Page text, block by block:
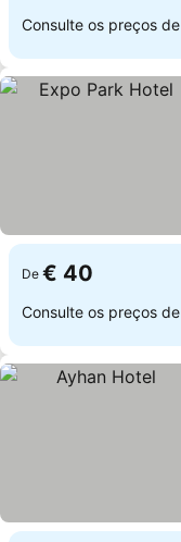
Consulte os preços de
De € 40
Consulte os preços de